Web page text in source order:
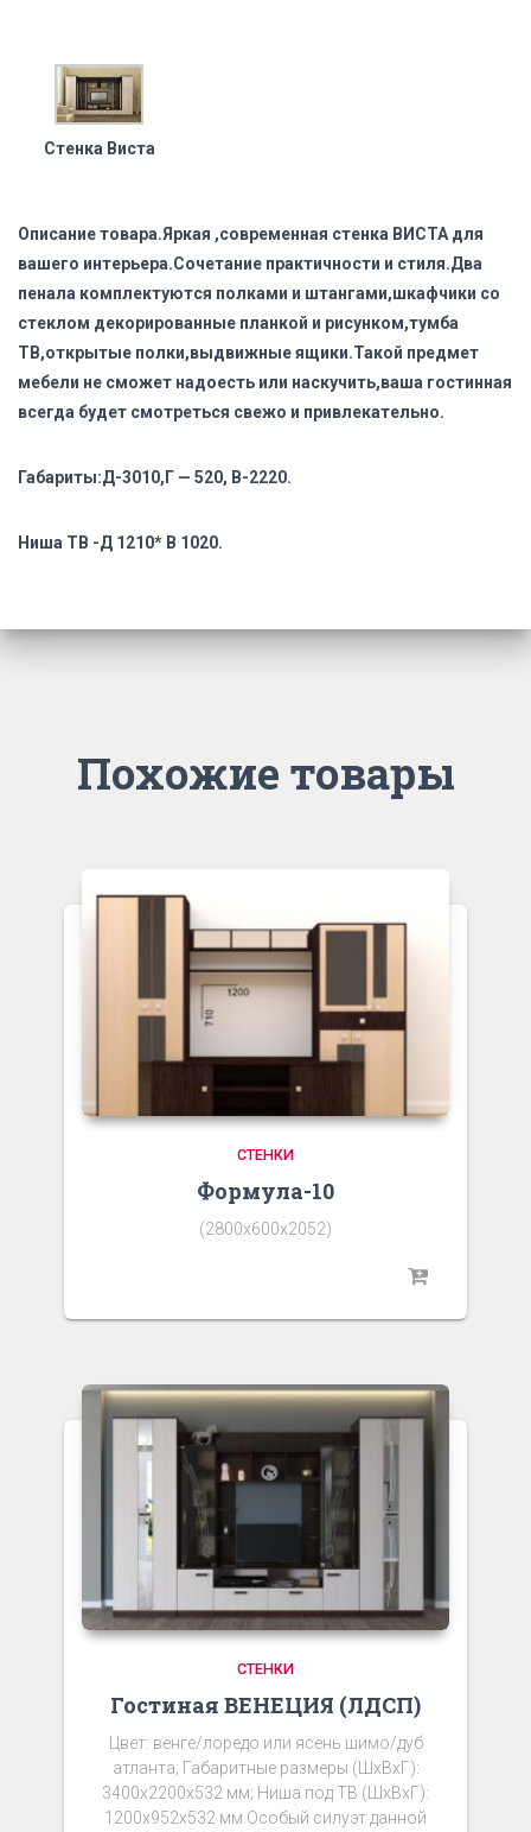
Стенка Виста
Описание товара.Яркая ,современная стенка ВИСТА для
вашего интерьера.Сочетание практичности и стиля.Два
пенала комплектуются полками и штангами,шкафчики со
стеклом декорированные планкой и рисунком,тумба
ТВ,открытые полки,выдвижные ящики.Такой предмет
мебели не сможет надоесть или наскучить,ваша гостинная
всегда будет смотреться свежо и привлекательно.
Габариты:Д-3010,Г — 520, В-2220.
Ниша ТВ -Д 1210* В 1020.
Похожие товары
СТЕНКИ
Формула-10
(2800х600х2052)
СТЕНКИ
Гостиная ВЕНЕЦИЯ (ЛДСП)
Цвет: венге/лоредо или ясень шимо/дуб
атланта; Габаритные размеры (ШхВхГ):
3400х2200х532 мм; Ниша под ТВ (ШхВхГ):
1200х952х532 мм.Особый силуэт данной